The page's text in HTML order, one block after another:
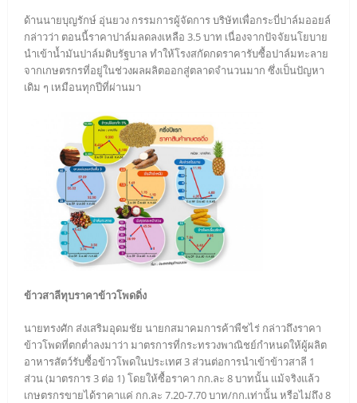
ด้านนายบุญรักษ์ อุ่นยวง กรรมการผู้จัดการ บริษัทเพื่อกระบี่ปาล์มออยล์
กล่าวว่า ตอนนี้ราคาปาล์มลดลงเหลือ 3.5 บาท เนื่องจากปัจจัยนโยบาย
นำเข้าน้ำมันปาล์มดิบรัฐบาล ทำให้โรงสกัดกดราคารับซื้อปาล์มทะลาย
จากเกษตรกรที่อยู่ในช่วงผลผลิตออกสู่ตลาดจำนวนมาก ซึ่งเป็นปัญหา
เดิม ๆ เหมือนทุกปีที่ผ่านมา
ข้าวสาลีทุบราคาข้าวโพดดิ่ง
นายทรงศัก ส่งเสริมอุดมชัย นายกสมาคมการค้าพืชไร่ กล่าวถึงราคา
ข้าวโพดที่ตกต่ำลงมาว่า มาตรการที่กระทรวงพาณิชย์กำหนดให้ผู้ผลิต
อาหารสัตว์รับซื้อข้าวโพดในประเทศ 3 ส่วนต่อการนำเข้าข้าวสาลี 1
ส่วน (มาตรการ 3 ต่อ 1) โดยให้ซื้อราคา กก.ละ 8 บาทนั้น แม้จริงแล้ว
เกษตรกรขายได้ราคาแค่ กก.ละ 7.20-7.70 บาท/กก.เท่านั้น หรือไม่ถึง 8